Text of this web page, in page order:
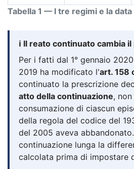
Tabella 1 — I tre regimi e la
ℹ️ Il reato continuato cambia
Per i fatti dal 1° gennaio
2019 ha modificato l'art. 158
continuato la prescrizione
atto della continuazione,
consumazione di ciascun
della regola del codice del
del 2005 aveva
continuazione lunga la
calcolata prima di impostare